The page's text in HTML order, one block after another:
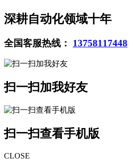
深耕自动化领域十年
全国客服热线： 13758117448
扫一扫加我好友
扫一扫查看手机版
CLOSE